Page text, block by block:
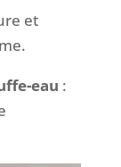
et
eau :